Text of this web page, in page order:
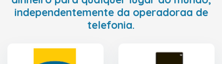
independentemente da operadoraa de
telefonia.